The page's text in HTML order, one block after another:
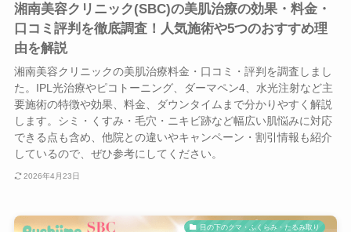
湘南美容クリニック(SBC)の美肌治療の効果・料金・
口コミ評判を徹底調査！人気施術や5つのおすすめ理
由を解説
湘南美容クリニックの美肌治療料金・口コミ・評判を調査しまし
た。IPL光治療やピコトーニング、ダーマペン4、水光注射など主
要施術の特徴や効果、料金、ダウンタイムまで分かりやすく解説
します。シミ・くすみ・毛穴・ニキビ跡など幅広い肌悩みに対応
できる点も含め、他院との違いやキャンペーン・割引情報も紹介
しているので、ぜひ参考にしてください。
2026年4月23日
目の下のクマ・ふくらみ・たるみ取り